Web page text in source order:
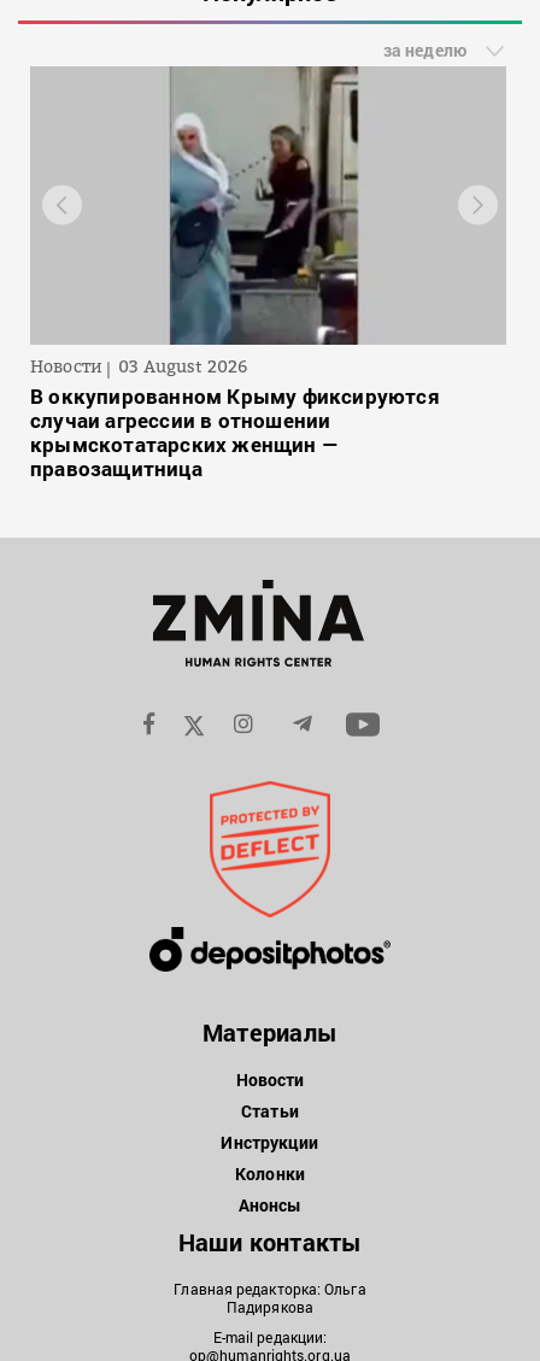
за неделю
Новости 03 August 2026
В оккупированном Крыму фиксируются
случаи агрессии в отношении
крымскотатарских женщин —
правозащитница
Материалы
Новости
Статьи
Инструкции
Колонки
Анонсы
Наши контакты
Главная редакторка: Ольга
Падирякова
E-mail редакции:
op@humanrights.org.ua